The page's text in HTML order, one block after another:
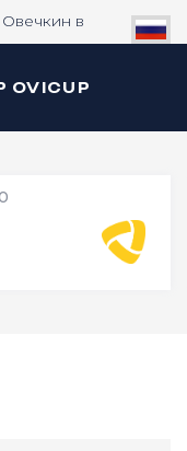
в
OVICUP